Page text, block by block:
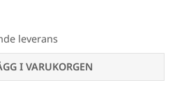
leverans
I VARUKORGEN